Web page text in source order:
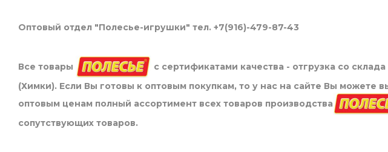
Оптовый отдел "Полесье-игрушки" тел. +7(916)-479-87-43
Все товары
с сертификатами качества - отгрузка со
(Химки). Если Вы готовы к оптовым покупкам, то у нас на сайте Вы можете
оптовым ценам полный ассортимент всех товаров производства
сопутствующих товаров.